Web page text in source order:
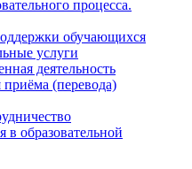
процесса.
обучающихся
услуги
деятельность
(перевода)
в образовательной